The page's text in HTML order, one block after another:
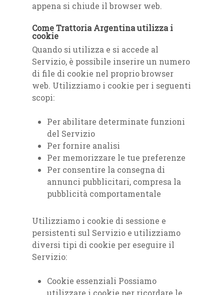
appena si chiude il browser web.
Come Trattoria Argentina utilizza i
cookie
Quando si utilizza e si accede al
Servizio, è possibile inserire un numero
di file di cookie nel proprio browser
web. Utilizziamo i cookie per i seguenti
scopi:
Per abilitare determinate funzioni
del Servizio
Per fornire analisi
Per memorizzare le tue preferenze
Per consentire la consegna di
annunci pubblicitari, compresa la
pubblicità comportamentale
Utilizziamo i cookie di sessione e
persistenti sul Servizio e utilizziamo
diversi tipi di cookie per eseguire il
Servizio:
Cookie essenziali Possiamo
utilizzare i cookie per ricordare le